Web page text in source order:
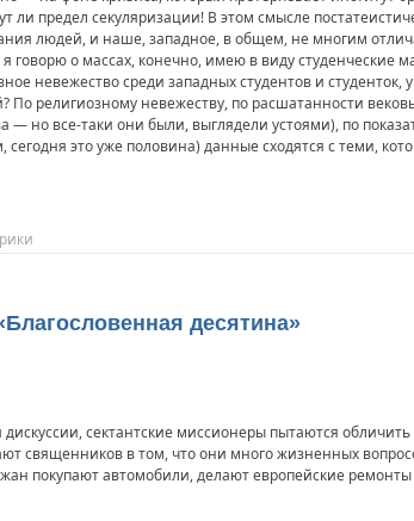
ли предел секуляризации! В этом смысле
людей, и наше, западное, в общем, не многим
говорю о массах, конечно, имею в виду студенческие
невежество среди западных студентов и
По религиозному невежеству, по расшатанности
но все-таки они были, выглядели устоями), по
сегодня это уже половина) данные сходятся с теми,
десятина»
дискуссии, сектантские миссионеры пытаются
священников в том, что они много жизненных
покупают автомобили, делают европейские